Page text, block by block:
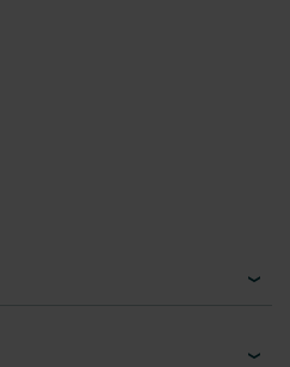
o ochronie